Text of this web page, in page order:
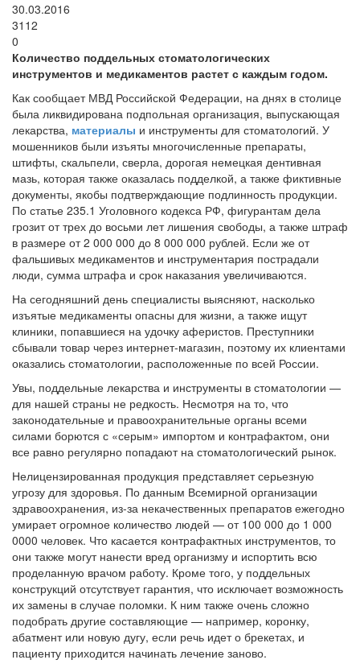
30.03.2016
3112
0
Количество поддельных стоматологических
инструментов и медикаментов растет с каждым годом.
Как сообщает МВД Российской Федерации, на днях в столице
была ликвидирована подпольная организация, выпускающая
лекарства, материалы и инструменты для стоматологий. У
мошенников были изъяты многочисленные препараты,
штифты, скальпели, сверла, дорогая немецкая дентивная
мазь, которая также оказалась подделкой, а также фиктивные
документы, якобы подтверждающие подлинность продукции.
По статье 235.1 Уголовного кодекса РФ, фигурантам дела
грозит от трех до восьми лет лишения свободы, а также штраф
в размере от 2 000 000 до 8 000 000 рублей. Если же от
фальшивых медикаментов и инструментария пострадали
люди, сумма штрафа и срок наказания увеличиваются.
На сегодняшний день специалисты выясняют, насколько
изъятые медикаменты опасны для жизни, а также ищут
клиники, попавшиеся на удочку аферистов. Преступники
сбывали товар через интернет-магазин, поэтому их клиентами
оказались стоматологии, расположенные по всей России.
Увы, поддельные лекарства и инструменты в стоматологии —
для нашей страны не редкость. Несмотря на то, что
законодательные и правоохранительные органы всеми
силами борются с «серым» импортом и контрафактом, они
все равно регулярно попадают на стоматологический рынок.
Нелицензированная продукция представляет серьезную
угрозу для здоровья. По данным Всемирной организации
здравоохранения, из-за некачественных препаратов ежегодно
умирает огромное количество людей — от 100 000 до 1 000
0000 человек. Что касается контрафактных инструментов, то
они также могут нанести вред организму и испортить всю
проделанную врачом работу. Кроме того, у поддельных
конструкций отсутствует гарантия, что исключает возможность
их замены в случае поломки. К ним также очень сложно
подобрать другие составляющие — например, коронку,
абатмент или новую дугу, если речь идет о брекетах, и
пациенту приходится начинать лечение заново.